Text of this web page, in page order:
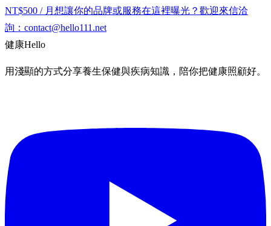
NT$500 / 月 想讓你的品牌或服務在這裡曝光？歡迎來信洽
詢： contact@hello111.net
健康Hello
用淺顯的方式分享養生保健與疾病知識，陪你把健康照顧好。